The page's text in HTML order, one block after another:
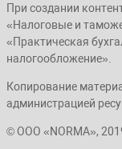
При создании
«Налоговые и
«Практическая
налогообложение».
Копирование
администрацией
© ООО «NORMA»,